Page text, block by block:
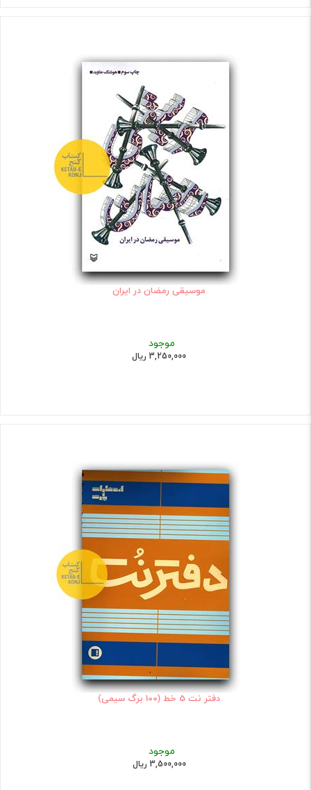
موسیقی رمضان در ایران
موجود
3,250,000 ریال
دفتر نت 5 خط (100 برگ سیمی)
موجود
3,500,000 ریال